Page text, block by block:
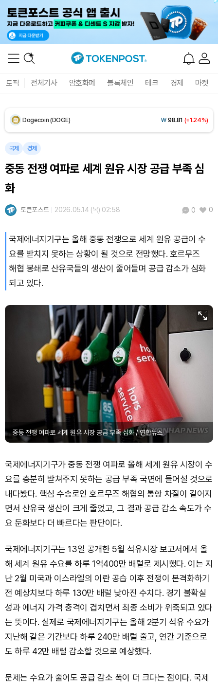
토픽 전체기사 암호화폐 블록체인 테크 경제 마켓
XRP (XRP) ₩1,456(+0.66%)
Dogecoin (DOGE) ₩ 98.81 (+1.24%)
Bitcoin (BTC)
국제 경제
중동 전쟁 여파로 세계 원유 시장 공급 부족 심
화
토큰포스트 2026.05.14 (목) 02:58 0 0
국제에너지기구는 올해 중동 전쟁으로 세계 원유 공급이 수
요를 받치지 못하는 상황이 될 것으로 전망했다. 호르무즈
해협 봉쇄로 산유국들의 생산이 줄어들며 공급 감소가 심화
되고 있다.
중동 전쟁 여파로 세계 원유 시장 공급 부족 심화 / 연합뉴스
국제에너지기구가 중동 전쟁 여파로 올해 세계 원유 시장이 수
요를 충분히 받쳐주지 못하는 공급 부족 국면에 들어설 것으로
내다봤다. 핵심 수송로인 호르무즈 해협의 통항 차질이 길어지
면서 산유국 생산이 크게 줄었고, 그 결과 공급 감소 속도가 수
요 둔화보다 더 빠르다는 판단이다.
국제에너지기구는 13일 공개한 5월 석유시장 보고서에서 올
해 세계 원유 수요를 하루 1억400만 배럴로 제시했다. 이는 지
난 2월 미국과 이스라엘의 이란 공습 이후 전쟁이 본격화하기
전 예상치보다 하루 130만 배럴 낮아진 수치다. 경기 불확실
성과 에너지 가격 충격이 겹치면서 최종 소비가 위축되고 있다
는 뜻이다. 실제로 국제에너지기구는 올해 2분기 석유 수요가
지난해 같은 기간보다 하루 240만 배럴 줄고, 연간 기준으로
도 하루 42만 배럴 감소할 것으로 예상했다.
문제는 수요가 줄어도 공급 감소 폭이 더 크다는 점이다. 국제